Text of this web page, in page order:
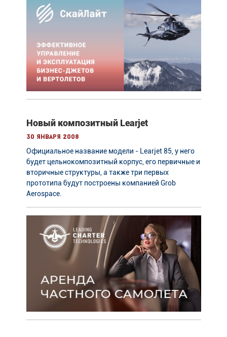
Новый композитный Learjet
30 января 2008
Официальное название модели - Learjet 85, у него
будет цельнокомпозитный корпус, его первичные и
вторичные структуры, а также три первых
прототипа будут построены компанией Grob
Aerospace.